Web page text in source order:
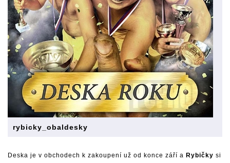
rybicky_obaldesky
Deska je v obchodech k zakoupení už od konce září a Rybičky si